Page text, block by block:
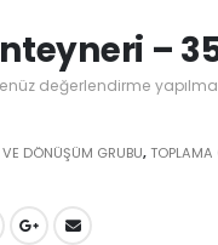
–
değerlendirme
DÖNÜŞÜM GRUBU,TOPLAMA